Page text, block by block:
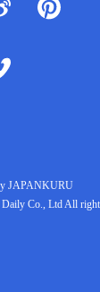
JAPANKURU
Co., Ltd All